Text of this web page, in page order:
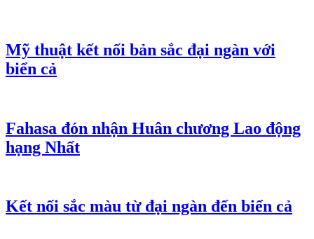
Mỹ thuật kết nối bản sắc đại ngàn với
biển cả
Fahasa đón nhận Huân chương Lao động
hạng Nhất
Kết nối sắc màu từ đại ngàn đến biển cả